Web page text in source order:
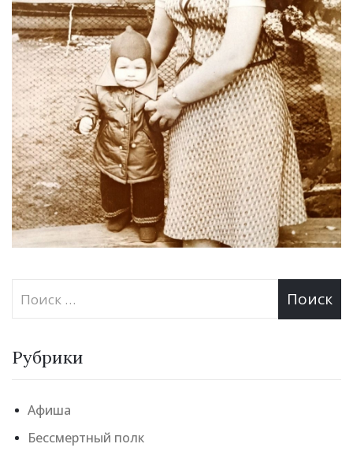
Рубрики
Афиша
Бессмертный полк